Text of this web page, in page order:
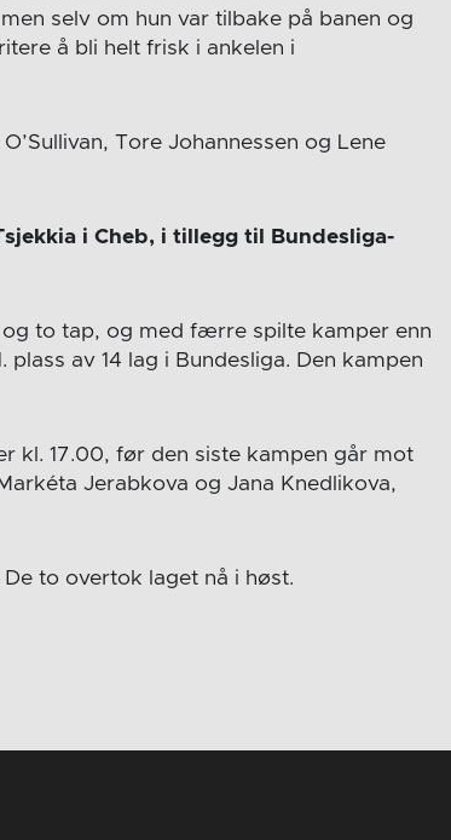
selv om hun var tilbake på banen og
å bli helt frisk i ankelen i
Tore Johannessen og Lene
i Cheb, i tillegg til Bundesliga-
to tap, og med færre spilte kamper enn
av 14 lag i Bundesliga. Den kampen
kl. 17.00, før den siste kampen går mot
Jerabkova og Jana Knedlikova,
to overtok laget nå i høst.